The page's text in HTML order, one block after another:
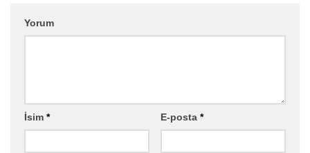
Yorum
İsim * E-posta *